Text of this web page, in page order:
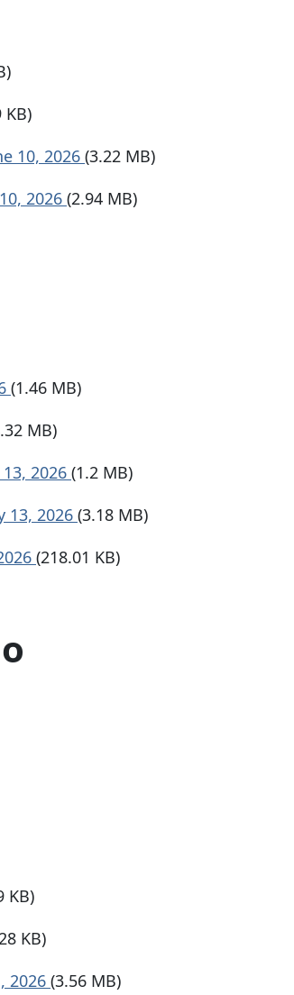
KB)
10, 2026 (3.22 MB)
2026 (2.94 MB)
(1.46 MB)
MB)
2026 (1.2 MB)
13, 2026 (3.18 MB)
(218.01 KB)
KB)
KB)
2026 (3.56 MB)